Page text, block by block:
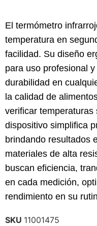
El termómetro
temperatura en
facilidad. Su diseño
para uso profesional
durabilidad en
la calidad de
verificar
dispositivo simplifica
brindando resultados
materiales de alta
buscan eficiencia,
en cada medición,
rendimiento en su
SKU 11001475